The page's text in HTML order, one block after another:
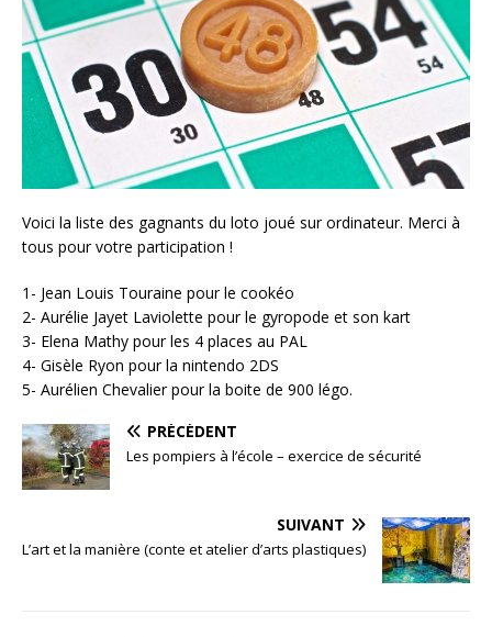
Voici la liste des gagnants du loto joué sur ordinateur. Merci à
tous pour votre participation !
1- Jean Louis Touraine pour le cookéo
2- Aurélie Jayet Laviolette pour le gyropode et son kart
3- Elena Mathy pour les 4 places au PAL
4- Gisèle Ryon pour la nintendo 2DS
5- Aurélien Chevalier pour la boite de 900 légo.
PRÉCÉDENT
Les pompiers à l’école – exercice de sécurité
SUIVANT
L’art et la manière (conte et atelier d’arts plastiques)